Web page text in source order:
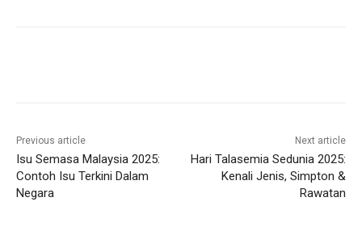
Previous article
Isu Semasa Malaysia 2025:
Contoh Isu Terkini Dalam
Negara
Next article
Hari Talasemia Sedunia 2025:
Kenali Jenis, Simpton &
Rawatan